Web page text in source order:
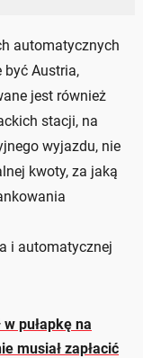
automatycznych
być Austria,
jest również
stacji, na
wyjazdu, nie
kwoty, za jaką
i automatycznej
pułapkę na
musiał zapłacić